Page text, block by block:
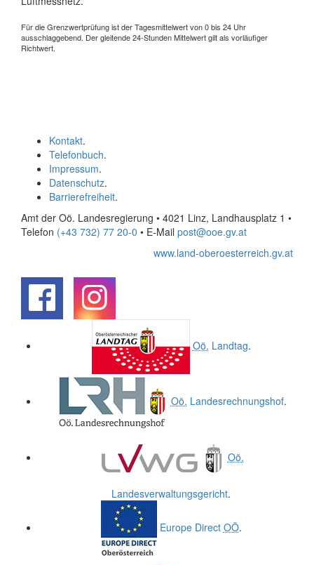
Für die Grenzwertprüfung ist der Tagesmittelwert von 0 bis 24 Uhr
ausschlaggebend. Der gleitende 24-Stunden Mittelwert gilt als vorläufiger
Richtwert.
Kontakt.
Telefonbuch.
Impressum.
Datenschutz.
Barrierefreiheit.
Amt der Oö. Landesregierung • 4021 Linz, Landhausplatz 1 •
Telefon (+43 732) 77 20-0 • E-Mail post@ooe.gv.at
www.land-oberoesterreich.gv.at
Oö. Landtag.
Oö. Landesrechnungshof.
Oö.
Landesverwaltungsgericht.
Europe Direct OÖ.